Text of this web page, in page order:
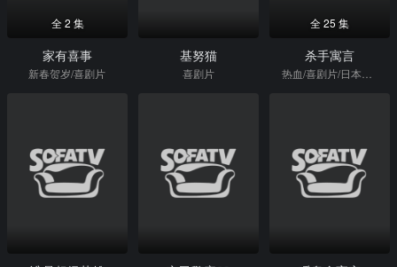
全 2 集
家有喜事
新春贺岁/喜剧片
基努猫
喜剧片
全 25 集
杀手寓言
热血/喜剧片/日本动漫